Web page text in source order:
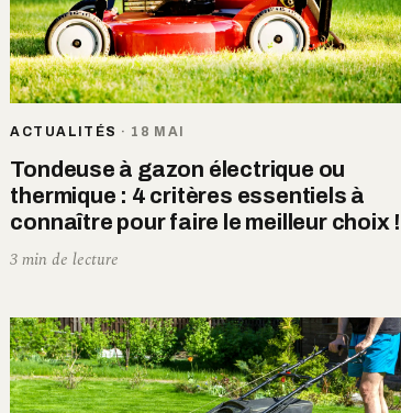
ACTUALITÉS · 18 MAI
Tondeuse à gazon électrique ou
thermique : 4 critères essentiels à
connaître pour faire le meilleur choix !
3 min de lecture